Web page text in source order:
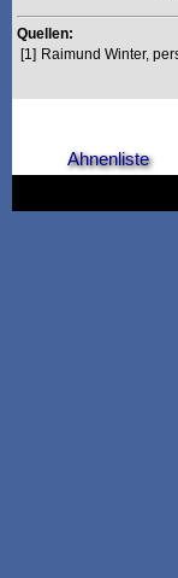
Quellen:
[1] Raimund Winter,
Ahnenliste